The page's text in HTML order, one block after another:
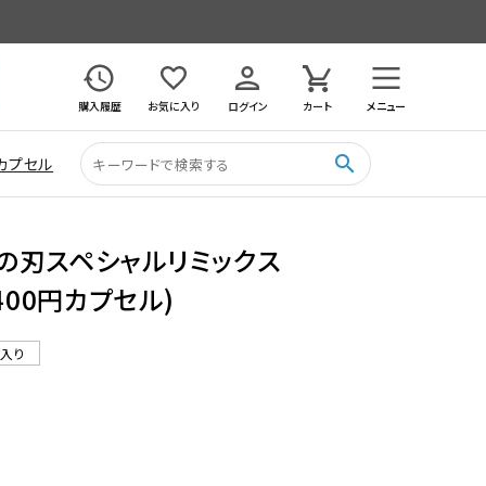
購入履歴
お気に入り ログイン カート メニュー
プセル search
スペシャルリミックス
円カプセル)
り